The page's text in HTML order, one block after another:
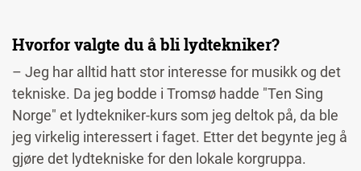
Hvorfor valgte du å bli lydtekniker?
– Jeg har alltid hatt stor interesse for musikk og det
tekniske. Da jeg bodde i Tromsø hadde "Ten Sing
Norge" et lydtekniker-kurs som jeg deltok på, da ble
jeg virkelig interessert i faget. Etter det begynte jeg å
gjøre det lydtekniske for den lokale korgruppa.